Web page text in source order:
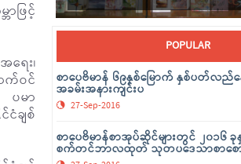
ဖြင့်
ေး၊
က်ဝင်
မာ
ချစ်
POPULAR
စာပေဗိမာန် ၆၉နှစ်မြောက် နှစ်ပတ်လ
အခမ်းအနားကျင်းပ
27-Sep-2016
စာပေဗိမာန်စာအုပ်ဆိုင်များတွင် ၂၀၁၆ ခု
စက်တင်ဘာလထုတ် သုတပဒေသာစာစောင်